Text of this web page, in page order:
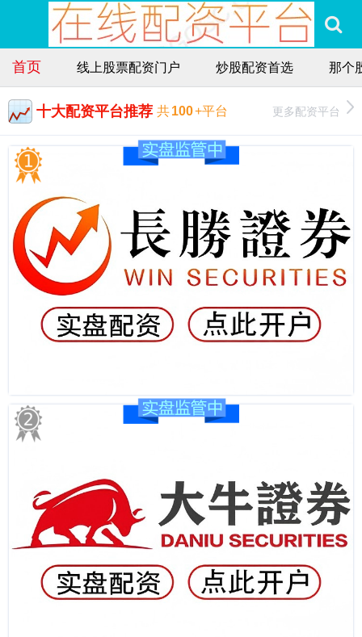
首页 线上股票配资门户 炒股配资首选 那个
十大配资平台推荐 共100+平台 更多配资平台